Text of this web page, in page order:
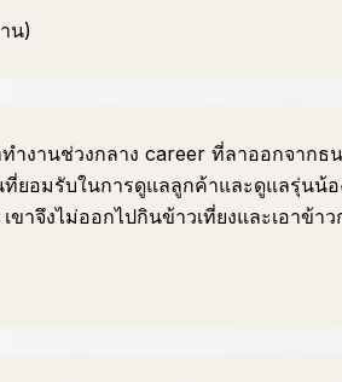
น)
ำงานช่วงกลาง career ที่ลาออกจาก
ยอมรับในการดูแลลูกค้าและดูแลรุ่นน้อ
ขาจึงไม่ออกไปกินข้าวเที่ยงและเอาข้า